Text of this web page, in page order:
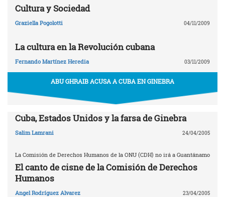
Cultura y Sociedad
Graziella Pogolotti 04/11/2009
La cultura en la Revolución cubana
Fernando Martínez Heredia 03/11/2009
ABU GHRAIB ACUSA A CUBA EN GINEBRA
Cuba, Estados Unidos y la farsa de Ginebra
Salim Lamrani 24/04/2005
La Comisión de Derechos Humanos de la ONU (CDH) no irá a Guantánamo
El canto de cisne de la Comisión de Derechos
Humanos
Angel Rodríguez Alvarez 23/04/2005